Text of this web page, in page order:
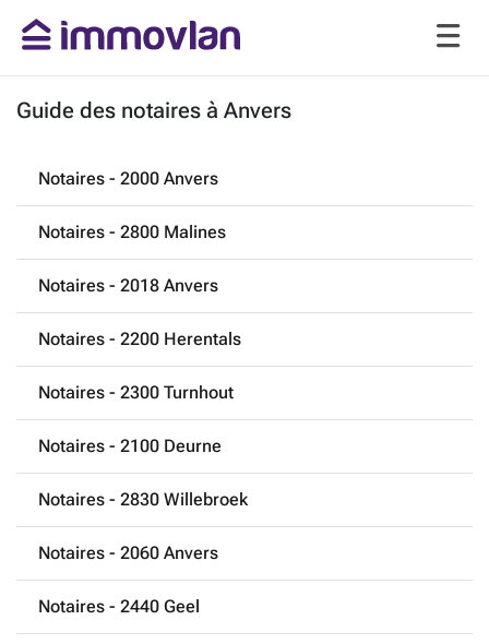
Guide des notaires à Anvers
Notaires - 2000 Anvers
Notaires - 2800 Malines
Notaires - 2018 Anvers
Notaires - 2200 Herentals
Notaires - 2300 Turnhout
Notaires - 2100 Deurne
Notaires - 2830 Willebroek
Notaires - 2060 Anvers
Notaires - 2440 Geel